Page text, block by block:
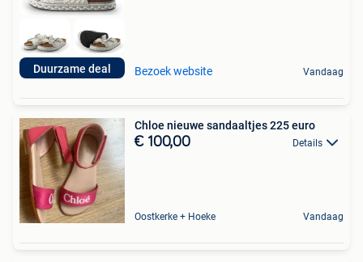
Duurzame deal Bezoek website Vandaag
Chloe nieuwe sandaaltjes 225 euro
€ 100,00 Details
Oostkerke + Hoeke Vandaag